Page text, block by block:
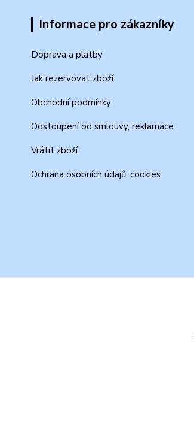
Informace pro zákazníky
Doprava a platby
Jak rezervovat zboží
Obchodní podmínky
Odstoupení od smlouvy, reklamace
Vrátit zboží
Ochrana osobních údajů, cookies